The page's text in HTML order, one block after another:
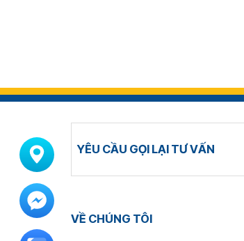
YÊU CẦU GỌI LẠI TƯ VẤN
VỀ CHÚNG TÔI